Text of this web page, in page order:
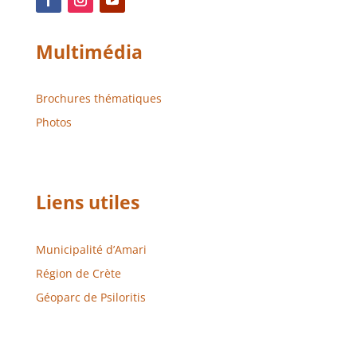
Multimédia
Brochures thématiques
Photos
Liens utiles
Municipalité d’Amari
Région de Crète
Géoparc de Psiloritis